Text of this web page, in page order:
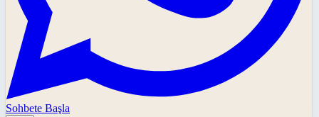
Sohbete Başla